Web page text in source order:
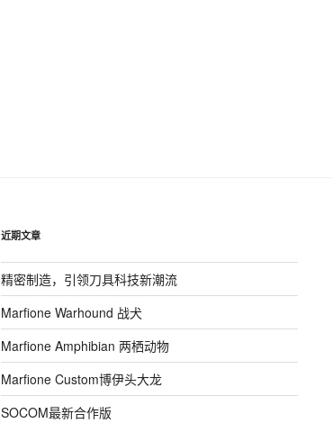
近期文章
精密制造，引领刀具科技新潮流
Marfione Warhound 战犬
Marfione Amphibian 两栖动物
Marfione Custom博伊头大龙
SOCOM最新合作版